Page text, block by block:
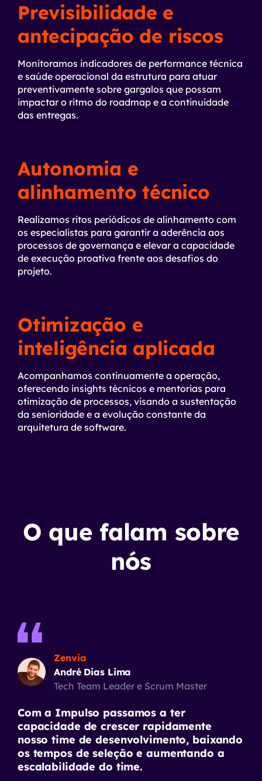
Previsibilidade e
antecipação de riscos
Monitoramos indicadores de performance técnica
e saúde operacional da estrutura para atuar
preventivamente sobre gargalos que possam
impactar o ritmo do roadmap e a continuidade
das entregas.
Autonomia e
alinhamento técnico
Realizamos ritos periódicos de alinhamento com
os especialistas para garantir a aderência aos
processos de governança e elevar a capacidade
de execução proativa frente aos desafios do
projeto.
Otimização e
inteligência aplicada
Acompanhamos continuamente a operação,
oferecendo insights técnicos e mentorias para
otimização de processos, visando a sustentação
da senioridade e a evolução constante da
arquitetura de software.
O que falam sobre
nós
Zenvia
André Dias Lima
Tech Team Leader e Scrum Master
Com a Impulso passamos a ter
capacidade de crescer rapidamente
nosso time de desenvolvimento, baixando
os tempos de seleção e aumentando a
escalabilidade do time.